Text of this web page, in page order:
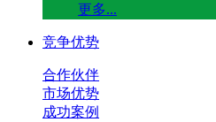
更多...
竞争优势
合作伙伴
市场优势
成功案例